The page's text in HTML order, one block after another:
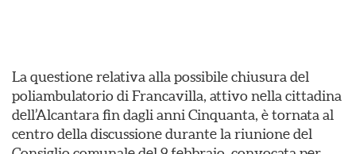
La questione relativa alla possibile chiusura del
poliambulatorio di Francavilla, attivo nella cittadina
dell’Alcantara fin dagli anni Cinquanta, è tornata al
centro della discussione durante la riunione del